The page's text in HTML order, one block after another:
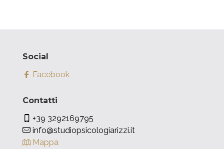
Social
Facebook
Contatti
+39 3292169795
info@studiopsicologiarizzi.it
Mappa